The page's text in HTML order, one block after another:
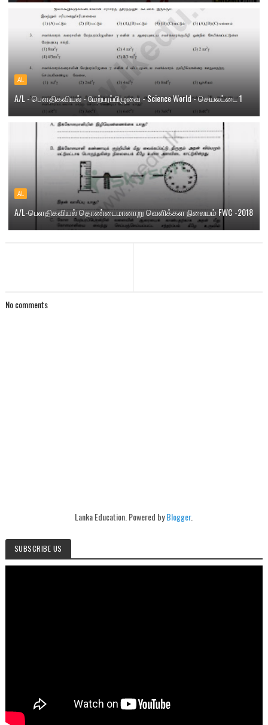
AL
A/L - பௌதிகவியல் - மேற்பரப்பிழுவை - Science World - செயலட்டை 1
AL
A/L-பெளதிகவியல் தொண்டைமானாறு வெளிக்கள நிலையம் FWC -2018
No comments
Lanka Education. Powered byBlogger.
SUBSCRIBE US